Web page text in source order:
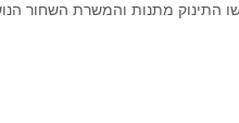
התינוק מתנות והמשרת השחור